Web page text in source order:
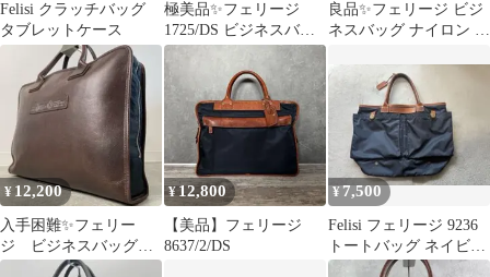
Felisi クラッチバッグ
タブレットケース
極美品✨フェリージ
1725/DS ビジネスバッ
グ トート メンズ ネイ
ビー
良品✨フェリージ ビジ
ネスバッグ ナイロン レ
押し
¥ 12,200
入手困難✨フェリー
ジ ビジネスバッグ
ナイロン レザー A4
¥12,800
【美品】フェリージ
8637/2/DS
¥7,500
Felisi フェリージ 9236
トートバッグ ネイビー
保存袋有